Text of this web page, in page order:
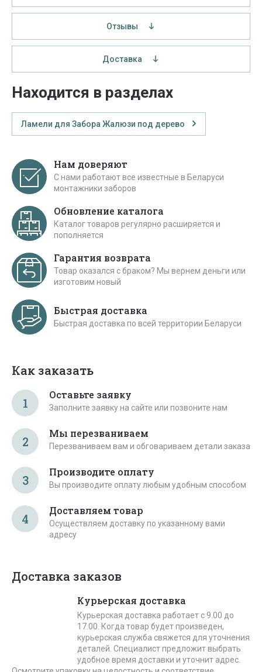
Отзывы
Доставка
Находится в разделах
Ламели для Забора Жалюзи под дерево
Нам доверяют
С нами работают все известные в Беларуси
монтажники заборов
Обновление каталога
Каталог товаров регулярно расширяется и
пополняется
Гарантия возврата
Товар оказался с браком? Мы вернем деньги или
изготовим новый
Быстрая доставка
Быстрая доставка по всей территории Беларуси
Как заказать
1
Оставьте заявку
Заполните заявку на сайте или позвоните нам
2
Мы перезваниваем
Перезваниваем вам и обговариваем детали заказа
3
Производите оплату
Вы производите оплату любым удобным способом
4
Доставляем товар
Осуществляем доставку по указанному вами
адресу
Доставка заказов
Курьерская доставка
Курьерская доставка работает с 9.00 до
17.00. Когда товар будет произведен,
курьерская служба свяжется для уточнения
деталей. Специалист предложит выбрать
удобное время доставки и уточнит адрес.